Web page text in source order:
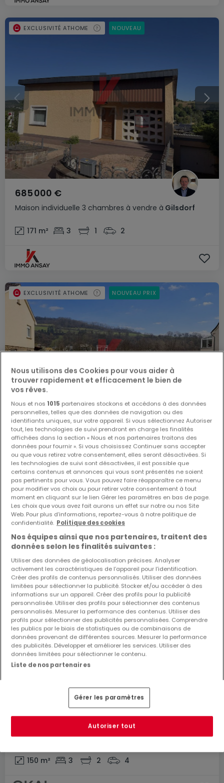
Maison individuelle 3 chambres à vendre à Gilsdorf
685 000 €
171 m² 3 1 2
EXCLUSIVITÉ ATHOME NOUVEAU
Terrain constructible à vendre àGilsdorf
385 000 €
5,13 ares
EXCLUSIVITÉ ATHOME NOUVEAU PRIX
Maison individuelle 3 chambresà vendre àGilsdorf
150 m² 3 2 4
Nous utilisons des Cookies pour vous aider à
trouver rapidement et efficacement le bien de
vos rêves.
Nous et nos 1015 partenaires stockons et accédons à des données
personnelles, telles que des données de navigation ou des
identifiants uniques, sur votre appareil. Si vous sélectionnez Autoriser
tout, les technologies de suivi prendront en charge les finalités
affichées dans la section « Nous et nos partenaires traitons des
données pour fournir ». Si vous choisissez Continuer sans accepter
ou que vous retirez votre consentement, elles seront désactivées. Si
les technologies de suivi sont désactivées, il est possible que
certains contenus et annonces qui vous sont présentés ne soient
pas pertinents pour vous. Vous pouvez faire réapparaître ce menu
pour modifier vos choix ou pour retirer votre consentement à tout
moment en cliquant sur le lien Gérer les paramètres en bas de page.
Les choix que vous avez fait aurons un effet sur notre ou nos Site
Web. Pour plus d’informations, reportez-vous à notre politique de
confidentialité. Politique des cookies
Nos équipes ainsi que nos partenaires, traitent des
données selon les finalités suivantes :
Utiliser des données de géolocalisation précises. Analyser
activement les caractéristiques de l’appareil pour l’identification.
Créer des profils de contenus personnalisés. Utiliser des données
limitées pour sélectionner la publicité. Stocker et/ou accéder à des
informations sur un appareil. Créer des profils pour la publicité
personnalisée. Utiliser des profils pour sélectionner des contenus
personnalisés. Mesurer la performance des contenus. Utiliser des
profils pour sélectionner des publicités personnalisées. Comprendre
les publics par le biais de statistiques ou de combinaisons de
données provenant de différentes sources. Mesurer la performance
des publicités. Développer et améliorer les services. Utiliser des
données limitées pour sélectionner le contenu.
Liste de nos partenaires
Gérer les paramètres
Autoriser tout